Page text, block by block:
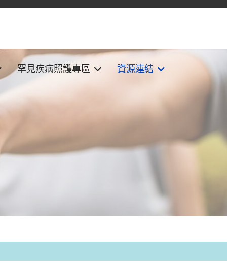
罕見疾病照護專區 資源連結